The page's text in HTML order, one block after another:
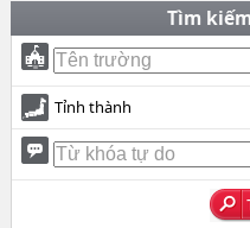
Tìm
Tỉnh thành